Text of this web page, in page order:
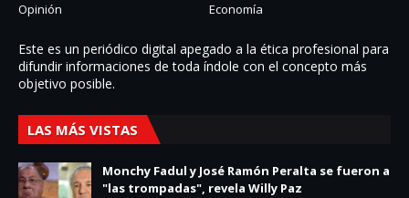
Opinión
Economía
Este es un periódico digital apegado a la ética profesional para
difundir informaciones de toda í­ndole con el concepto más
objetivo posible.
LAS MÁS VISTAS
Monchy Fadul y José Ramón Peralta se fueron a
"las trompadas", revela Willy Paz